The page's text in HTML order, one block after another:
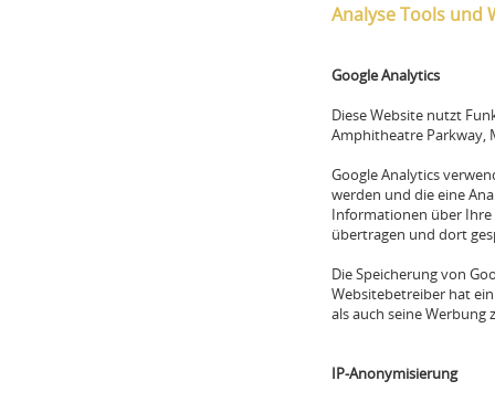
Analyse Tools und
Google Analytics
Diese Website nutzt
Amphitheatre Parkway,
Google Analytics
werden und die eine
Informationen über Ihre
übertragen und dort
Die Speicherung von
Websitebetreiber hat
als auch seine Werbung
IP-Anonymisierung